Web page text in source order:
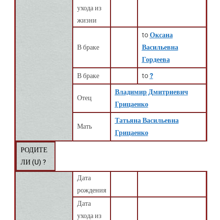
ухода из
жизни
В браке
toОксана
Васильевна
Гордеева
В браке to?
Отец
Владимир Дмитриевич
Грицаенко
Мать
Татьяна Васильевна
Грицаенко
РОДИТЕ
ЛИ (U) ?
Дата
рождения
Дата
ухода из